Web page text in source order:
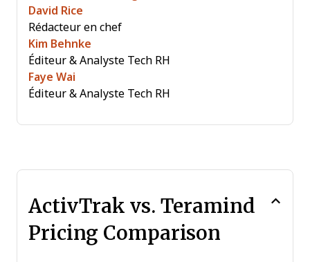
David Rice
Rédacteur en chef
Kim Behnke
Éditeur & Analyste Tech RH
Faye Wai
Éditeur & Analyste Tech RH
ActivTrak vs. Teramind
Pricing Comparison